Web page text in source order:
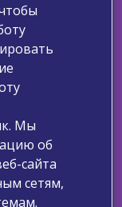
явлении
данных
cookie
только
Мы
об
сайта
сетям,